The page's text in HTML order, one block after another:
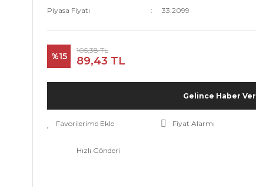
Piyasa Fiyatı
33.2099
%15
105,38 TL
89,43 TL
Gelince Haber Ver
Fiyat Alarmı
Hızlı Gönderi